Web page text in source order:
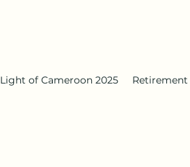
Light of Cameroon 2025